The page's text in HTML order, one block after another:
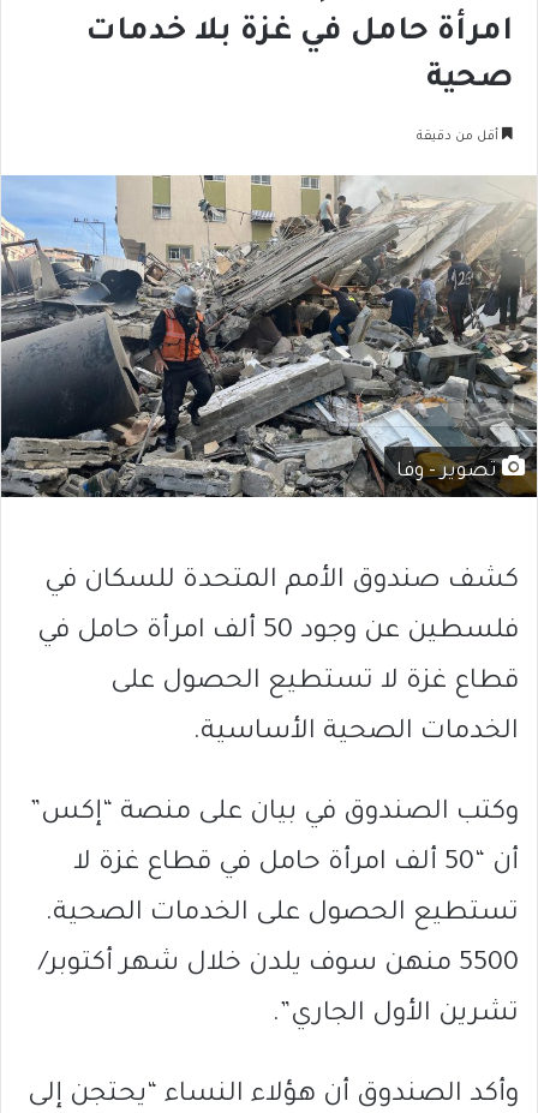
امرأة حامل في غزة بلا خدمات
صحية
أقل من دقيقة
تصوير - وفا
كشف صندوق الأمم المتحدة للسكان في
فلسطين عن وجود 50 ألف امرأة حامل في
قطاع غزة لا تستطيع الحصول على
الخدمات الصحية الأساسية.
وكتب الصندوق في بيان على منصة “إكس”
أن “50 ألف امرأة حامل في قطاع غزة لا
تستطيع الحصول على الخدمات الصحية.
5500 منهن سوف يلدن خلال شهر أكتوبر/
تشرين الأول الجاري”.
وأكد الصندوق أن هؤلاء النساء “يحتجن إلى